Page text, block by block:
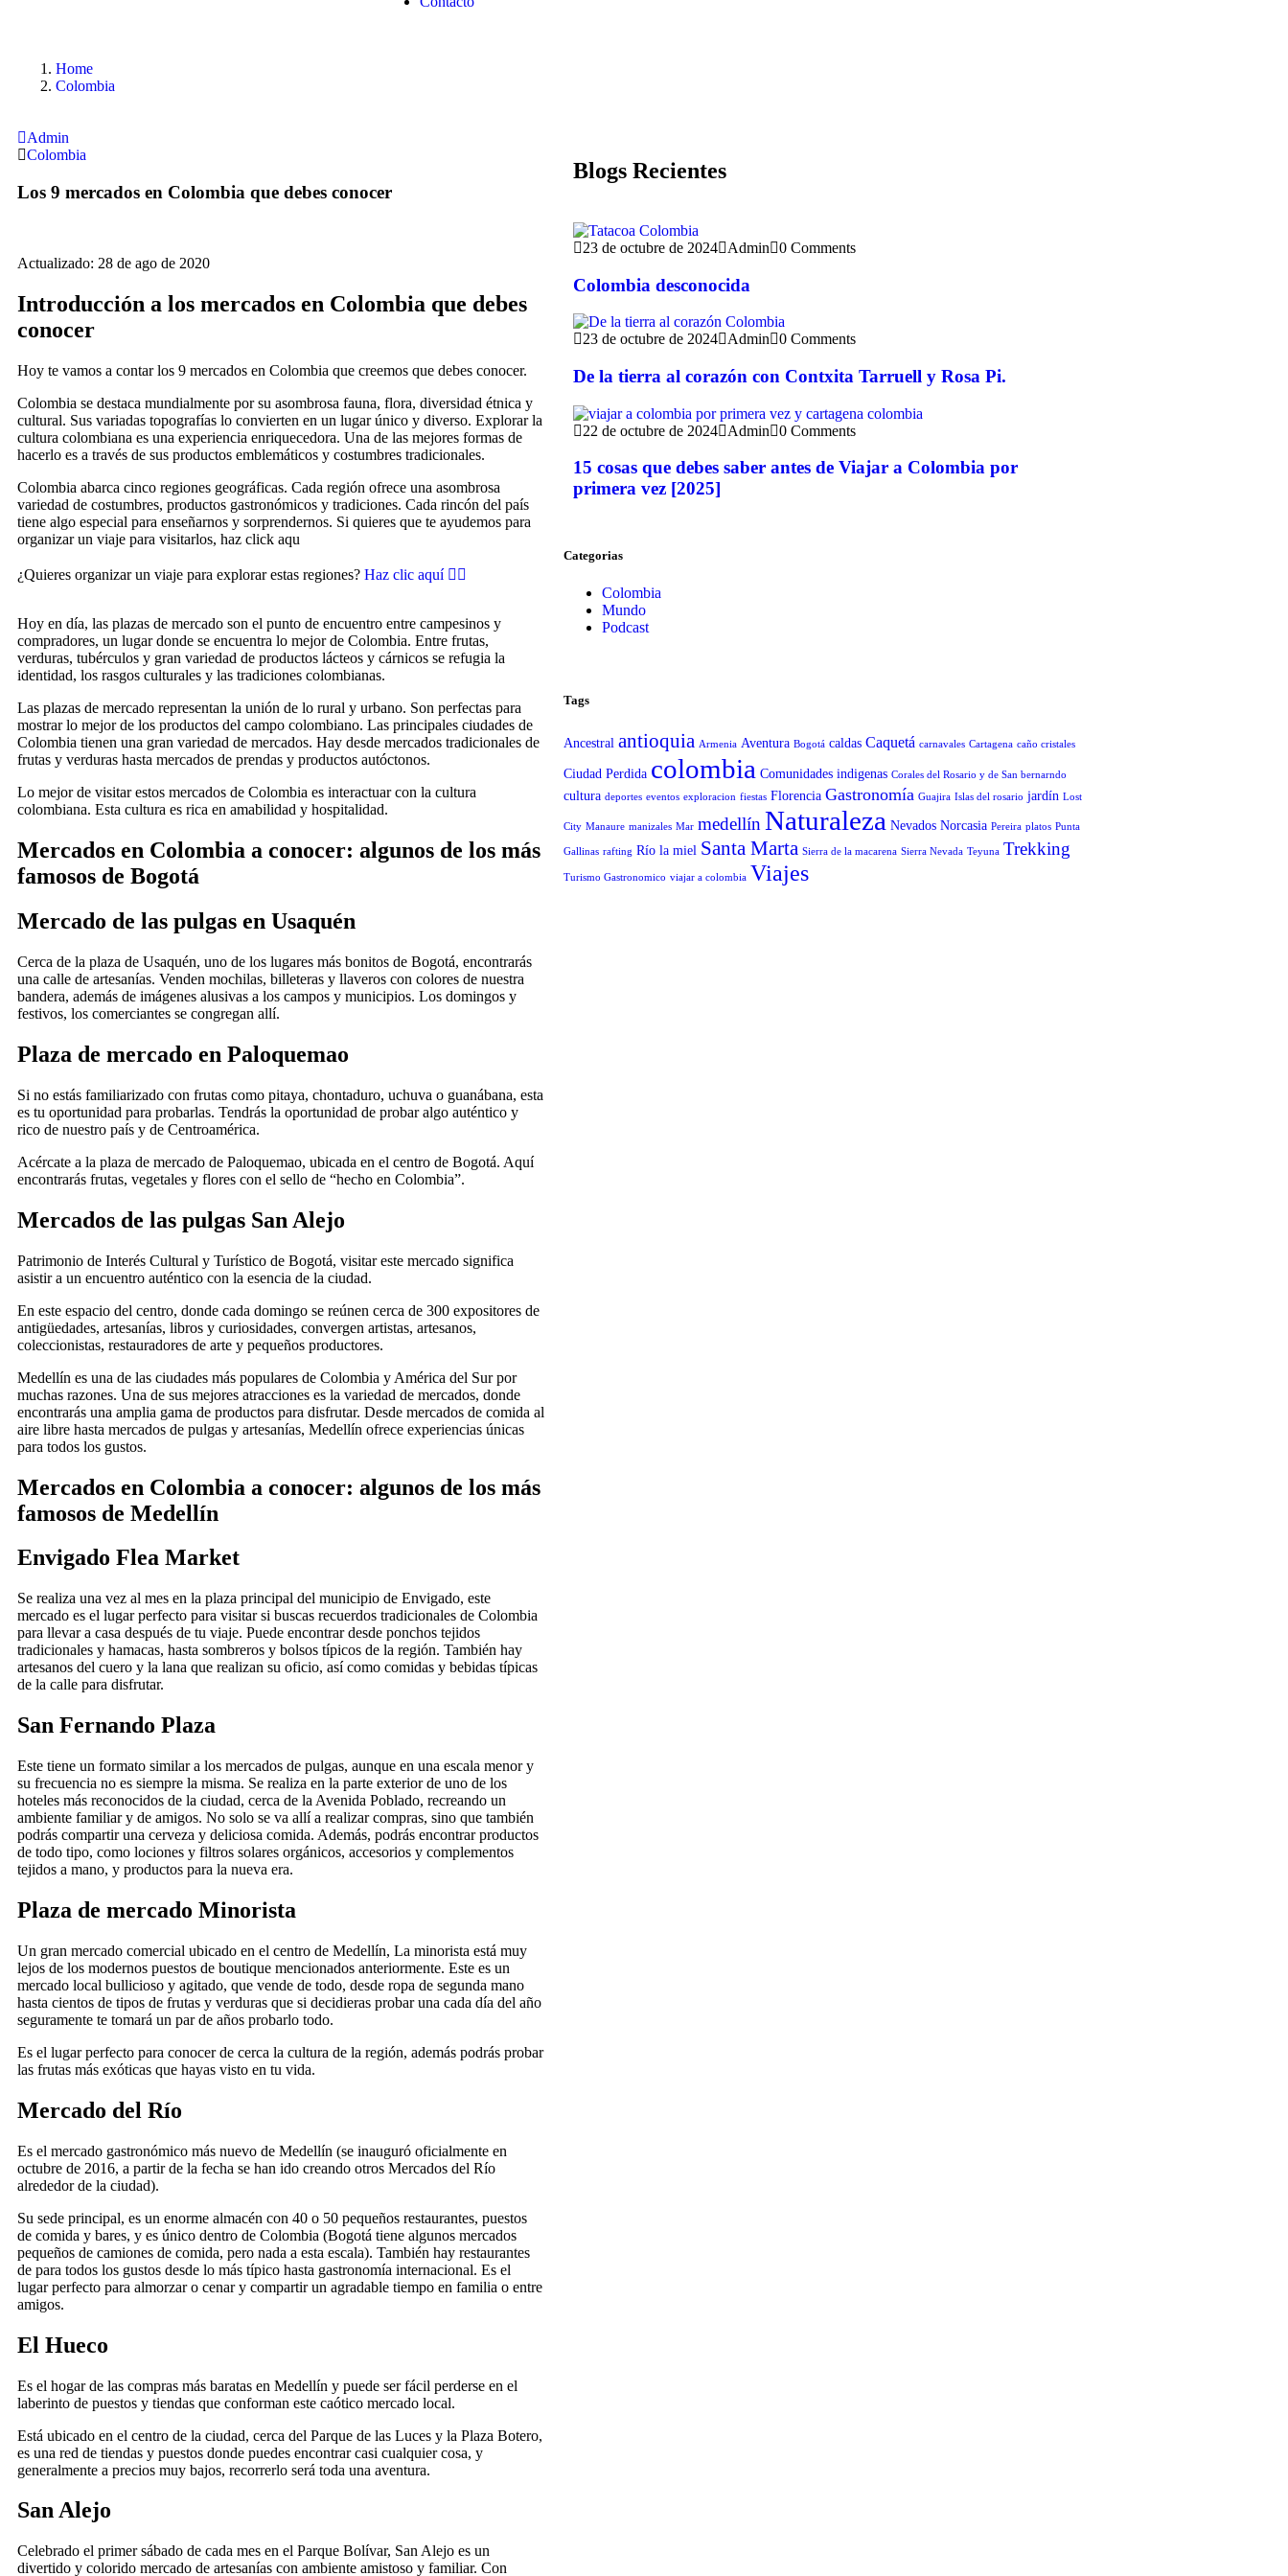
Home
Colombia
Admin
Colombia
Los 9 mercados en Colombia que debes conocer
Actualizado: 28 de ago de 2020
Introducción a los mercados en Colombia que debes
conocer
Hoy te vamos a contar los 9 mercados en Colombia que creemos que debes conocer.
Colombia se destaca mundialmente por su asombrosa fauna, flora, diversidad étnica y
cultural. Sus variadas topografías lo convierten en un lugar único y diverso. Explorar la
cultura colombiana es una experiencia enriquecedora. Una de las mejores formas de
hacerlo es a través de sus productos emblemáticos y costumbres tradicionales.
Colombia abarca cinco regiones geográficas. Cada región ofrece una asombrosa
variedad de costumbres, productos gastronómicos y tradiciones. Cada rincón del país
tiene algo especial para enseñarnos y sorprendernos. Si quieres que te ayudemos para
organizar un viaje para visitarlos, haz click aqu
¿Quieres organizar un viaje para explorar estas regiones? Haz clic aquí 👈🏼
Hoy en día, las plazas de mercado son el punto de encuentro entre campesinos y
compradores, un lugar donde se encuentra lo mejor de Colombia. Entre frutas,
verduras, tubérculos y gran variedad de productos lácteos y cárnicos se refugia la
identidad, los rasgos culturales y las tradiciones colombianas.
Las plazas de mercado representan la unión de lo rural y urbano. Son perfectas para
mostrar lo mejor de los productos del campo colombiano. Las principales ciudades de
Colombia tienen una gran variedad de mercados. Hay desde mercados tradicionales de
frutas y verduras hasta mercados de prendas y productos autóctonos.
Lo mejor de visitar estos mercados de Colombia es interactuar con la cultura
colombiana. Esta cultura es rica en amabilidad y hospitalidad.
Mercados en Colombia a conocer: algunos de los más
famosos de Bogotá
Mercado de las pulgas en Usaquén
Cerca de la plaza de Usaquén, uno de los lugares más bonitos de Bogotá, encontrarás
una calle de artesanías. Venden mochilas, billeteras y llaveros con colores de nuestra
bandera, además de imágenes alusivas a los campos y municipios. Los domingos y
festivos, los comerciantes se congregan allí.
Plaza de mercado en Paloquemao
Si no estás familiarizado con frutas como pitaya, chontaduro, uchuva o guanábana, esta
es tu oportunidad para probarlas. Tendrás la oportunidad de probar algo auténtico y
rico de nuestro país y de Centroamérica.
Acércate a la plaza de mercado de Paloquemao, ubicada en el centro de Bogotá. Aquí
encontrarás frutas, vegetales y flores con el sello de “hecho en Colombia”.
Mercados de las pulgas San Alejo
Patrimonio de Interés Cultural y Turístico de Bogotá, visitar este mercado significa
asistir a un encuentro auténtico con la esencia de la ciudad.
En este espacio del centro, donde cada domingo se reúnen cerca de 300 expositores de
antigüedades, artesanías, libros y curiosidades, convergen artistas, artesanos,
coleccionistas, restauradores de arte y pequeños productores.
Medellín es una de las ciudades más populares de Colombia y América del Sur por
muchas razones. Una de sus mejores atracciones es la variedad de mercados, donde
encontrarás una amplia gama de productos para disfrutar. Desde mercados de comida al
aire libre hasta mercados de pulgas y artesanías, Medellín ofrece experiencias únicas
para todos los gustos.
Mercados en Colombia a conocer: algunos de los más
famosos de Medellín
Envigado Flea Market
Se realiza una vez al mes en la plaza principal del municipio de Envigado, este
mercado es el lugar perfecto para visitar si buscas recuerdos tradicionales de Colombia
para llevar a casa después de tu viaje. Puede encontrar desde ponchos tejidos
tradicionales y hamacas, hasta sombreros y bolsos típicos de la región. También hay
artesanos del cuero y la lana que realizan su oficio, así como comidas y bebidas típicas
de la calle para disfrutar.
San Fernando Plaza
Este tiene un formato similar a los mercados de pulgas, aunque en una escala menor y
su frecuencia no es siempre la misma. Se realiza en la parte exterior de uno de los
hoteles más reconocidos de la ciudad, cerca de la Avenida Poblado, recreando un
ambiente familiar y de amigos. No solo se va allí a realizar compras, sino que también
podrás compartir una cerveza y deliciosa comida. Además, podrás encontrar productos
de todo tipo, como lociones y filtros solares orgánicos, accesorios y complementos
tejidos a mano, y productos para la nueva era.
Plaza de mercado Minorista
Un gran mercado comercial ubicado en el centro de Medellín, La minorista está muy
lejos de los modernos puestos de boutique mencionados anteriormente. Este es un
mercado local bullicioso y agitado, que vende de todo, desde ropa de segunda mano
hasta cientos de tipos de frutas y verduras que si decidieras probar una cada día del año
seguramente te tomará un par de años probarlo todo.
Es el lugar perfecto para conocer de cerca la cultura de la región, además podrás probar
las frutas más exóticas que hayas visto en tu vida.
Mercado del Río
Es el mercado gastronómico más nuevo de Medellín (se inauguró oficialmente en
octubre de 2016, a partir de la fecha se han ido creando otros Mercados del Río
alrededor de la ciudad).
Su sede principal, es un enorme almacén con 40 o 50 pequeños restaurantes, puestos
de comida y bares, y es único dentro de Colombia (Bogotá tiene algunos mercados
pequeños de camiones de comida, pero nada a esta escala). También hay restaurantes
de para todos los gustos desde lo más típico hasta gastronomía internacional. Es el
lugar perfecto para almorzar o cenar y compartir un agradable tiempo en familia o entre
amigos.
El Hueco
Es el hogar de las compras más baratas en Medellín y puede ser fácil perderse en el
laberinto de puestos y tiendas que conforman este caótico mercado local.
Está ubicado en el centro de la ciudad, cerca del Parque de las Luces y la Plaza Botero,
es una red de tiendas y puestos donde puedes encontrar casi cualquier cosa, y
generalmente a precios muy bajos, recorrerlo será toda una aventura.
San Alejo
Celebrado el primer sábado de cada mes en el Parque Bolívar, San Alejo es un
divertido y colorido mercado de artesanías con ambiente amistoso y familiar. Con
Blogs Recientes
23 de octubre de 2024 Admin 0 Comments
Colombia desconocida
23 de octubre de 2024 Admin 0 Comments
De la tierra al corazón con Contxita Tarruell y Rosa Pi.
22 de octubre de 2024 Admin 0 Comments
15 cosas que debes saber antes de Viajar a Colombia por
primera vez [2025]
Categorias
Colombia
Mundo
Podcast
Tags
Ancestral antioquia Armenia Aventura Bogotá caldas Caquetá carnavales Cartagena caño cristales
Ciudad Perdida colombia Comunidades indigenas Corales del Rosario y de San bernarndo
cultura deportes eventos exploracion fiestas Florencia Gastronomía Guajira Islas del rosario jardín Lost
City Manaure manizales Mar medellín Naturaleza Nevados Norcasia Pereira platos Punta
Gallinas rafting Río la miel Santa Marta Sierra de la macarena Sierra Nevada Teyuna Trekking
Turismo Gastronomico viajar a colombia Viajes